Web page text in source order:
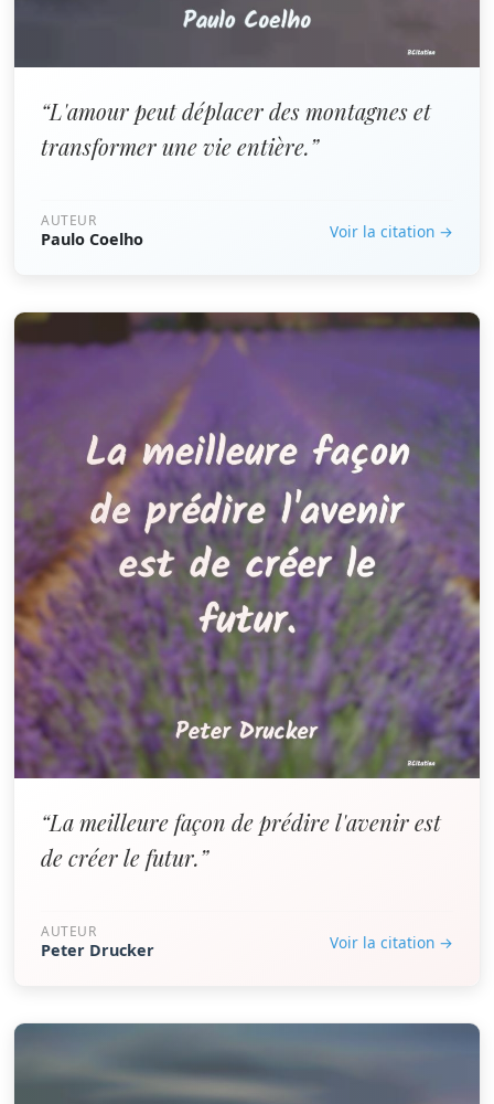
“L'amour peut déplacer des montagnes et
transformer une vie entière.”
AUTEUR
Paulo Coelho Voir la citation →
“La meilleure façon de prédire l'avenir est
de créer le futur.”
AUTEUR
Peter Drucker Voir la citation →